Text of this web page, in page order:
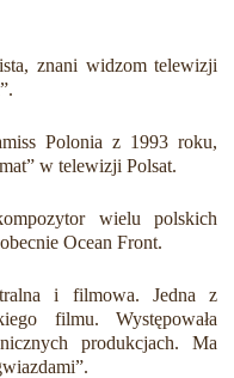
znani widzom telewizji
Polonia z 1993 roku,
w telewizji Polsat.
wielu polskich
Ocean Front.
i filmowa. Jedna z
filmu. Występowała
produkcjach. Ma